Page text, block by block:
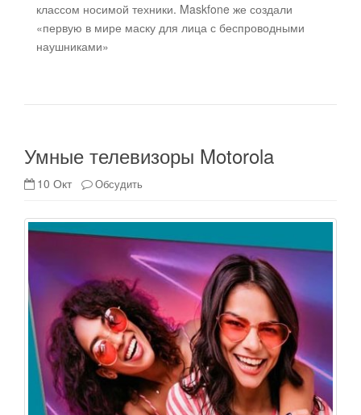
классом носимой техники. Maskfone же создали
«первую в мире маску для лица с беспроводными
наушниками»
Умные телевизоры Motorola
10 Окт Обсудить